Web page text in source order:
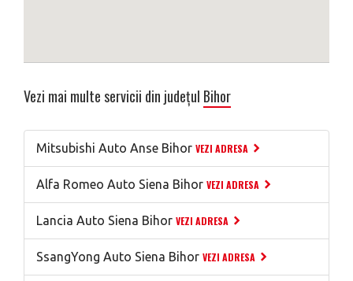
Vezi mai multe servicii din județul Bihor
Mitsubishi Auto Anse Bihor VEZI ADRESA
Alfa Romeo Auto Siena Bihor VEZI ADRESA
Lancia Auto Siena Bihor VEZI ADRESA
SsangYong Auto Siena Bihor VEZI ADRESA